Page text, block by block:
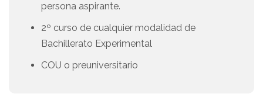
persona aspirante.
2º curso de cualquier modalidad de
Bachillerato Experimental
COU o preuniversitario